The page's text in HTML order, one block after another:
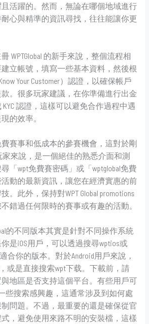
活躍的。然而，無論在哪個地域進行
心與精準的資訊尋找，往往能讓你更
WPTGlobal 的新手來說，整個流程相
立帳號，填寫一些基本資料，然後根
Your Customer）認證，以確保帳戶
。很多玩家建議，在你準備進行出金
認證，這樣可以避免合作過程中遇
的效率。
賽事和低成本的參賽機會，這對於剛
家來說，是一個絕佳的熟悉介面和測
「wpt免費賽密碼」或「wptglobal免費
動的最新資訊，讓您在經濟實惠的前
。此外，保持對WPT Global promotions
錯過任何限時的賽事或有趣的活動。
的不同版本其實是針對不同操作系統
是iOS用戶，可以透過搜尋wptios或
合你的版本。對於Android用戶來說，
或是直接搜索wpt下载。下載前，請
地區是否支持這個平台。有些用戶可
些搜索感興趣，這通常涉及到如何處
問題。不過，最重要的還是確保從官
，避免使用來路不明的安裝檔，這樣